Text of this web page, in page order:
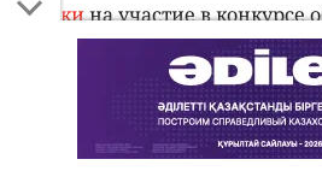
заявкина участие в конкурсе
грантов.
Больше всего заявлений